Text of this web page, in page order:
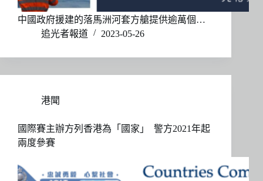
中國政府援建的落馬洲河套方艙提供逾萬個…
追光者報道
2023-05-26
港聞
國際賽主辦方列香港為「國家」 警方2021年起
兩度參賽